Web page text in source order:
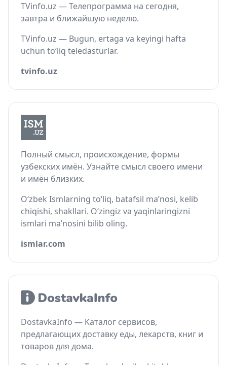
TVinfo.uz — Телепрограмма на сегодня,
завтра и ближайшую неделю.
TVinfo.uz — Bugun, ertaga va keyingi hafta
uchun to‘liq teledasturlar.
tvinfo.uz
Полный смысл, происхождение, формы
узбекских имён. Узнайте смысл своего имени
и имён близких.
O‘zbek Ismlarning to‘liq, batafsil ma’nosi, kelib
chiqishi, shakllari. O‘zingiz va yaqinlaringizni
ismlari ma’nosini bilib oling.
ismlar.com
DostavkaInfo — Каталог сервисов,
предлагающих доставку еды, лекарств, книг и
товаров для дома.